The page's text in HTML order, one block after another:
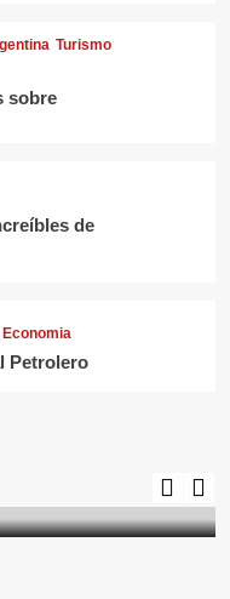
Turismo
sobre
de
Economia
Petrolero